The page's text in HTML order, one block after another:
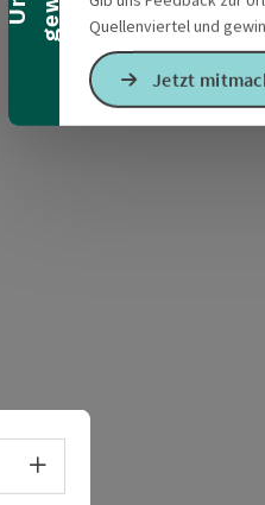
Quellenviertel und
Jetzt
Sprachwahl - Menü öffnen